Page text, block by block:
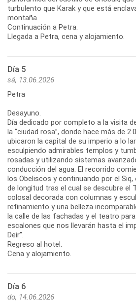
turbulento que Karak y que está
montaña.
Continuación a Petra.
Llegada a Petra, cena y alojamiento.
Día 5
sá, 13.06.2026
Petra
Desayuno.
Día dedicado por completo a la visita
la “ciudad rosa”, donde hace más de
ubicaron la capital de su imperio a lo
esculpiendo admirables templos y
rosadas y utilizando sistemas
conducción del agua. El recorrido
los Obeliscos y continuando por el Siq,
de longitud tras el cual se descubre el
colosal decorada con columnas y
refinamiento y una belleza
la calle de las fachadas y el teatro
escalones que nos llevarán hasta el
Deir”.
Regreso al hotel.
Cena y alojamiento.
Día 6
do, 14.06.2026